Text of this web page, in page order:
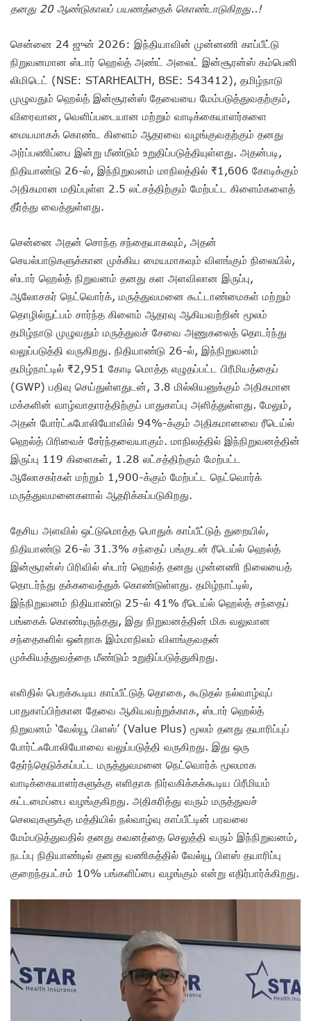
தனது 20 ஆண்டுகாலப் பயணத்தைக் கொண்டாடுகிறது..!
சென்னை 24 ஜுன் 2026: இந்தியாவின் முன்னணி காப்பீட்டு
நிறுவனமான ஸ்டார் ஹெல்த் அண்ட் அலைட் இன்சூரன்ஸ் கம்பெனி
லிமிடெட் (NSE: STARHEALTH, BSE: 543412), தமிழ்நாடு
முழுவதும் ஹெல்த் இன்சூரன்ஸ் தேவையை மேம்படுத்துவதற்கும்,
விரைவான, வெளிப்படையான மற்றும் வாடிக்கையாளர்களை
மையமாகக் கொண்ட கிளைம் ஆதரவை வழங்குவதற்கும் தனது
அர்ப்பணிப்பை இன்று மீண்டும் உறுதிப்படுத்தியுள்ளது. அதன்படி,
நிதியாண்டு 26-ல், இந்நிறுவனம் மாநிலத்தில் ₹1,606 கோடிக்கும்
அதிகமான மதிப்புள்ள 2.5 லட்சத்திற்கும் மேற்பட்ட கிளைம்களைத்
தீர்த்து வைத்துள்ளது.
சென்னை அதன் சொந்த சந்தையாகவும், அதன்
செயல்பாடுகளுக்கான முக்கிய மையமாகவும் விளங்கும் நிலையில்,
ஸ்டார் ஹெல்த் நிறுவனம் தனது கள அளவிலான இருப்பு,
ஆலோசகர் நெட்வொர்க், மருத்துவமனை கூட்டாண்மைகள் மற்றும்
தொழில்நுட்பம் சார்ந்த கிளைம் ஆதரவு ஆகியவற்றின் மூலம்
தமிழ்நாடு முழுவதும் மருத்துவச் சேவை அணுகலைத் தொடர்ந்து
வலுப்படுத்தி வருகிறது. நிதியாண்டு 26-ல், இந்நிறுவனம்
தமிழ்நாட்டில் ₹2,951 கோடி மொத்த எழுதப்பட்ட பிரீமியத்தைப்
(GWP) பதிவு செய்துள்ளதுடன், 3.8 மில்லியனுக்கும் அதிகமான
மக்களின் வாழ்வாதாரத்திற்குப் பாதுகாப்பு அளித்துள்ளது. மேலும்,
அதன் போர்ட்ஃபோலியோவில் 94%-க்கும் அதிகமானவை ரீடெய்ல்
ஹெல்த் பிரிவைச் சேர்ந்தவையாகும். மாநிலத்தில் இந்நிறுவனத்தின்
இருப்பு 119 கிளைகள், 1.28 லட்சத்திற்கும் மேற்பட்ட
ஆலோசகர்கள் மற்றும் 1,900-க்கும் மேற்பட்ட நெட்வொர்க்
மருத்துவமனைகளால் ஆதரிக்கப்படுகிறது.
தேசிய அளவில் ஒட்டுமொத்த பொதுக் காப்பீட்டுத் துறையில்,
நிதியாண்டு 26-ல் 31.3% சந்தைப் பங்குடன் ரீடெய்ல் ஹெல்த்
இன்சூரன்ஸ் பிரிவில் ஸ்டார் ஹெல்த் தனது முன்னணி நிலையைத்
தொடர்ந்து தக்கவைத்துக் கொண்டுள்ளது. தமிழ்நாட்டில்,
இந்நிறுவனம் நிதியாண்டு 25-ல் 41% ரீடெய்ல் ஹெல்த் சந்தைப்
பங்கைக் கொண்டிருந்தது, இது நிறுவனத்தின் மிக வலுவான
சந்தைகளில் ஒன்றாக இம்மாநிலம் விளங்குவதன்
முக்கியத்துவத்தை மீண்டும் உறுதிப்படுத்துகிறது.
எளிதில் பெறக்கூடிய காப்பீட்டுத் தொகை, கூடுதல் நல்வாழ்வுப்
பாதுகாப்பிற்கான தேவை ஆகியவற்றுக்காக, ஸ்டார் ஹெல்த்
நிறுவனம் ‘வேல்யூ பிளஸ்’ (Value Plus) மூலம் தனது தயாரிப்புப்
போர்ட்ஃபோலியோவை வலுப்படுத்தி வருகிறது. இது ஒரு
தேர்ந்தெடுக்கப்பட்ட மருத்துவமனை நெட்வொர்க் மூலமாக
வாடிக்கையாளர்களுக்கு எளிதாக நிர்வகிக்கக்கூடிய பிரீமியம்
கட்டமைப்பை வழங்குகிறது. அதிகரித்து வரும் மருத்துவச்
செலவுகளுக்கு மத்தியில் நல்வாழ்வு காப்பீட்டின் பரவலை
மேம்படுத்துவதில் தனது கவனத்தை செலுத்தி வரும் இந்நிறுவனம்,
நடப்பு நிதியாண்டில் தனது வணிகத்தில் வேல்யூ பிளஸ் தயாரிப்பு
குறைந்தபட்சம் 10% பங்களிப்பை வழங்கும் என்று எதிர்பார்க்கிறது.